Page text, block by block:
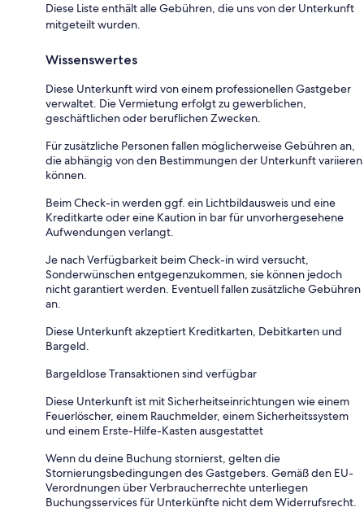
Diese Liste enthält alle Gebühren, die uns von der Unterkunft
mitgeteilt wurden.
Wissenswertes
Diese Unterkunft wird von einem professionellen Gastgeber
verwaltet. Die Vermietung erfolgt zu gewerblichen,
geschäftlichen oder beruflichen Zwecken.
Für zusätzliche Personen fallen möglicherweise Gebühren an,
die abhängig von den Bestimmungen der Unterkunft variieren
können.
Beim Check-in werden ggf. ein Lichtbildausweis und eine
Kreditkarte oder eine Kaution in bar für unvorhergesehene
Aufwendungen verlangt.
Je nach Verfügbarkeit beim Check-in wird versucht,
Sonderwünschen entgegenzukommen, sie können jedoch
nicht garantiert werden. Eventuell fallen zusätzliche Gebühren
an.
Diese Unterkunft akzeptiert Kreditkarten, Debitkarten und
Bargeld.
Bargeldlose Transaktionen sind verfügbar
Diese Unterkunft ist mit Sicherheitseinrichtungen wie einem
Feuerlöscher, einem Rauchmelder, einem Sicherheitssystem
und einem Erste-Hilfe-Kasten ausgestattet
Wenn du deine Buchung stornierst, gelten die
Stornierungsbedingungen des Gastgebers. Gemäß den EU-
Verordnungen über Verbraucherrechte unterliegen
Buchungsservices für Unterkünfte nicht dem Widerrufsrecht.